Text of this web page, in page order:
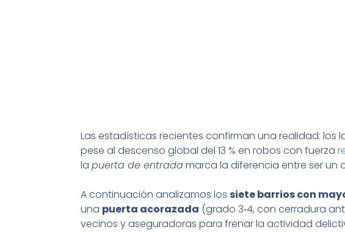
Las estadísticas recientes confirman una realidad: los
pese al descenso global del 13 % en robos con fuerza
la puerta de entradamarca la diferencia entre ser
A continuación analizamos los siete barrios con
una puerta acorazada (grado 3‑4, con cerradura
vecinos y aseguradoras para frenar la actividad